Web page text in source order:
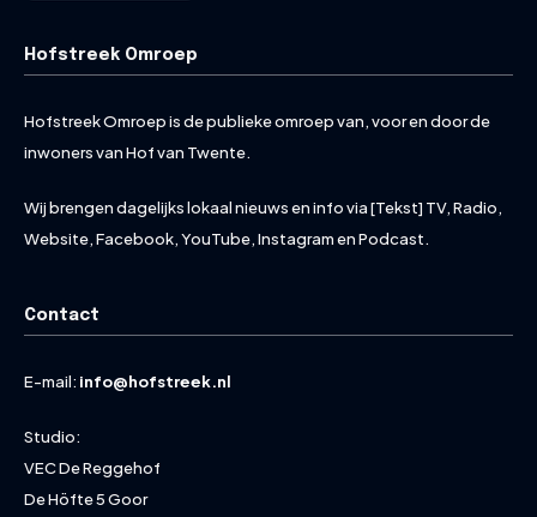
Hofstreek Omroep
Hofstreek Omroep is de publieke omroep van, voor en door de
inwoners van Hof van Twente.
Wij brengen dagelijks lokaal nieuws en info via [Tekst] TV, Radio,
Website, Facebook, YouTube, Instagram en Podcast.
Contact
E-mail: info@hofstreek.nl
Studio:
VEC De Reggehof
De Höfte 5 Goor